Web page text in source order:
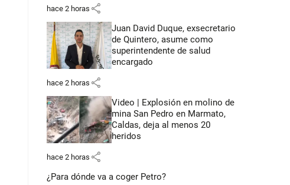
hace 2 horas share
Juan David Duque, exsecretario
de Quintero, asume como
superintendente de salud
encargado
hace 2 horas share
Video | Explosión en molino de
mina San Pedro en Marmato,
Caldas, deja al menos 20
heridos
hace 2 horas share
¿Para dónde va a coger Petro?